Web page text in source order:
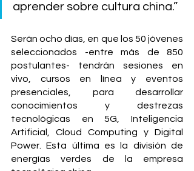
aprender sobre cultura china.”
Serán ocho días, en que los 50 jóvenes
seleccionados -entre más de 850
postulantes- tendrán sesiones en
vivo, cursos en línea y eventos
presenciales, para desarrollar
conocimientos y destrezas
tecnológicas en 5G, Inteligencia
Artificial, Cloud Computing y Digital
Power. Esta última es la división de
energías verdes de la empresa